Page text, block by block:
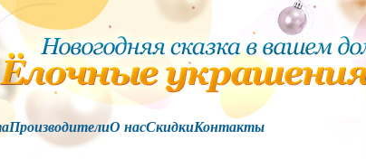
ПроизводителиО насСкидкиКонтакты